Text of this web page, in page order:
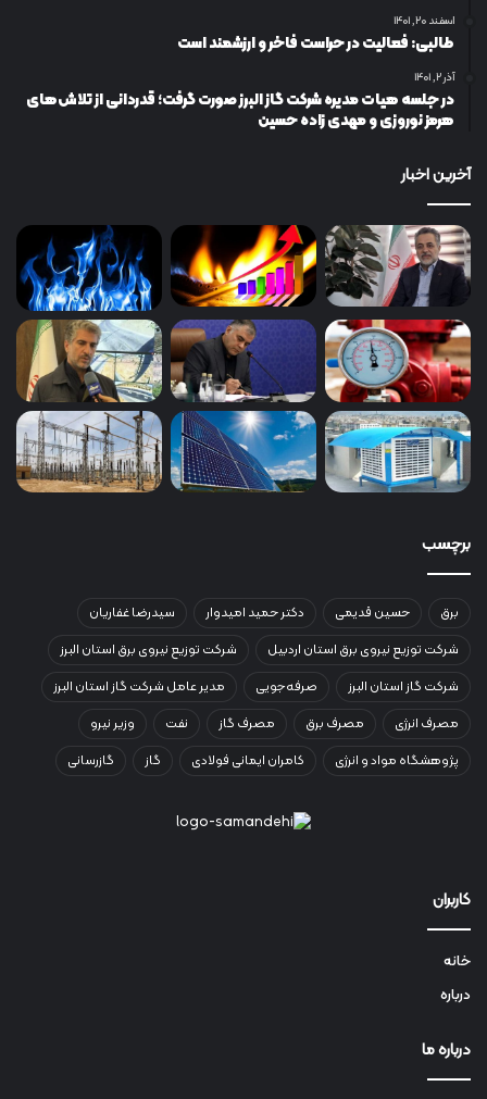
اسفند ۲۰, ۱۴۰۱
طالبی: فعالیت در حراست فاخر و ارزشمند است
آذر ۲, ۱۴۰۱
در جلسه هیات مدیره شرکت گاز البرز صورت گرفت؛ قدردانی از تلاش‌های
هرمز نوروزی و مهدی زاده حسین
آخرین اخبار
برچسب
برق حسین قدیمی دکتر حمید امیدوار
سیدرضا غفاریان
شرکت توزیع نیروی برق استان اردبیل
شرکت توزیع نیروی برق استان البرز
شرکت گاز استان البرز
صرفه‌جویی
مدیر عامل شرکت گاز استان البرز
مصرف انرژی
مصرف برق مصرف گاز نفت
وزیر نیرو
پژوهشگاه مواد و انرژی
کامران ایمانی فولادی گاز گازرسانی
کاربران
خانه
درباره
درباره ما